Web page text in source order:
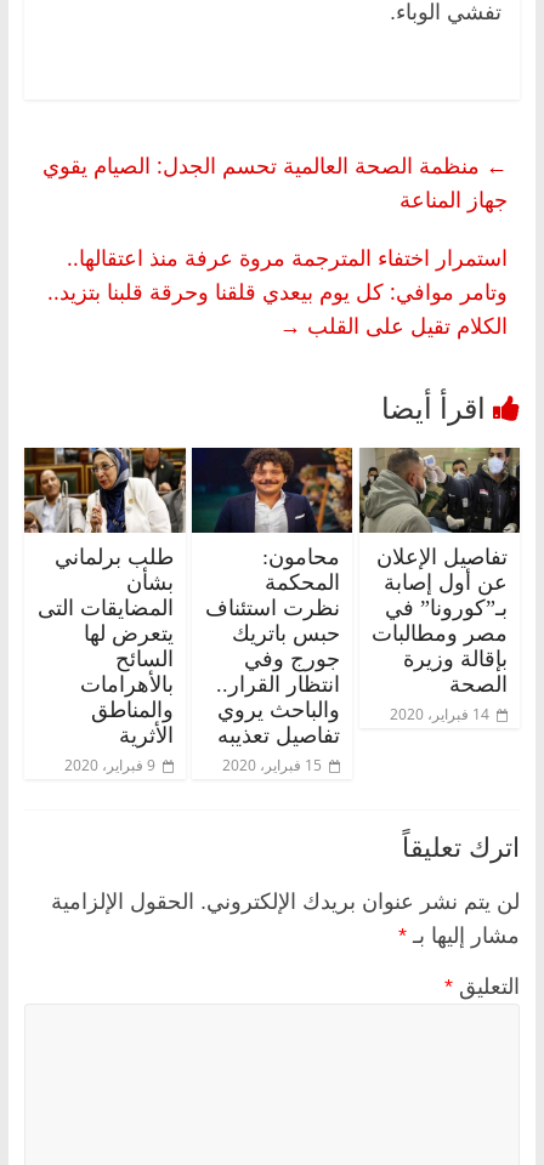
تفشي الوباء.
← منظمة الصحة العالمية تحسم الجدل: الصيام يقوي
جهاز المناعة
استمرار اختفاء المترجمة مروة عرفة منذ اعتقالها..
وتامر موافي: كل يوم بيعدي قلقنا وحرقة قلبنا بتزيد..
الكلام تقيل على القلب →
تفاصيل الإعلان
عن أول إصابة
بـ”كورونا” في
مصر ومطالبات
بإقالة وزيرة
الصحة
14 فبراير، 2020
محامون:
المحكمة
نظرت استئناف
حبس باتريك
جورج وفي
انتظار القرار..
والباحث يروي
تفاصيل تعذيبه
15 فبراير، 2020
طلب برلماني
بشأن
المضايقات التى
يتعرض لها
السائح
بالأهرامات
والمناطق
الأثرية
9 فبراير، 2020
اترك تعليقاً
لن يتم نشر عنوان بريدك الإلكتروني. الحقول الإلزامية
مشار إليها بـ *
التعليق *